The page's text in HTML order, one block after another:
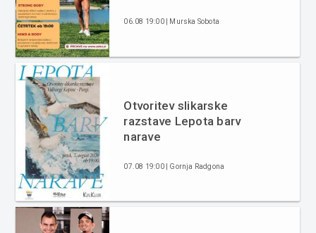
06.08 19:00 | Murska Sobota
Otvoritev slikarske
razstave Lepota barv
narave
07.08 19:00 | Gornja Radgona